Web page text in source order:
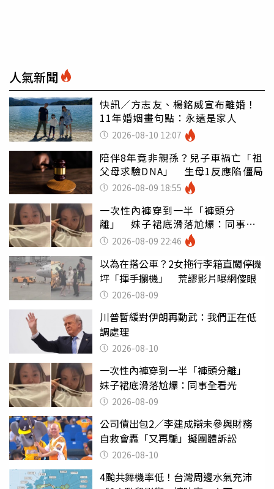
人氣新聞
快訊／方志友、楊銘威宣布離婚！
11年婚姻畫句點：永遠是家人
2026-08-10 12:07
陪伴8年竟非親孫？兒子車禍亡「祖
父母求驗DNA」 生母1反應陷僵局
2026-08-09 18:55
一次性內褲穿到一半「褲頭分
離」 妹子裙底滑落尬爆：同事全
看光2026-08-09 22:46
以為在搭公車？2女拖行李箱直闖停機
坪「揮手攔機」 荒謬影片曝網傻眼
2026-08-09
川普暫緩對伊朗再動武：我們正在低
調處理
2026-08-10
一次性內褲穿到一半「褲頭分離」
妹子裙底滑落尬爆：同事全看光
2026-08-09
公司債出包2／李建成辯未參與財務
自救會轟「又再騙」擬團體訴訟
2026-08-10
4颱共舞機率低！台灣周邊水氣充沛